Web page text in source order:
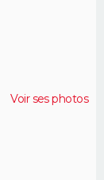
Voir ses photos